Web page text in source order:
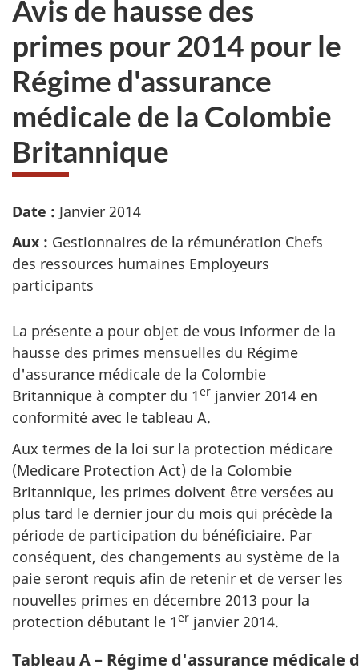
Avis de hausse des
primes pour 2014 pour le
Régime d'assurance
médicale de la Colombie
Britannique
Date : Janvier 2014
Aux : Gestionnaires de la rémunération Chefs
des ressources humaines Employeurs
participants
La présente a pour objet de vous informer de la
hausse des primes mensuelles du Régime
d'assurance médicale de la Colombie
Britannique à compter du 1er janvier 2014 en
conformité avec le tableau A.
Aux termes de la loi sur la protection médicare
(Medicare Protection Act) de la Colombie
Britannique, les primes doivent être versées au
plus tard le dernier jour du mois qui précède la
période de participation du bénéficiaire. Par
conséquent, des changements au système de la
paie seront requis afin de retenir et de verser les
nouvelles primes en décembre 2013 pour la
protection débutant le 1er janvier 2014.
Tableau A – Régime d'assurance médicale